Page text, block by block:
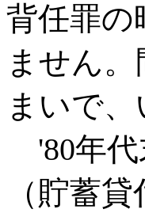
背任罪の
ません
まいで
'80年代
（貯蓄